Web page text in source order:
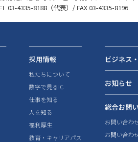
03-4335-8188 （代表）/ FAX 03-4335-8196
採用情報
私たちについて
数字で見るIC
仕事を知る
人を知る
福利厚生
教育・キャリアパス
ビジネス
お知らせ
総合お問
お問い合わ
お問い合わ